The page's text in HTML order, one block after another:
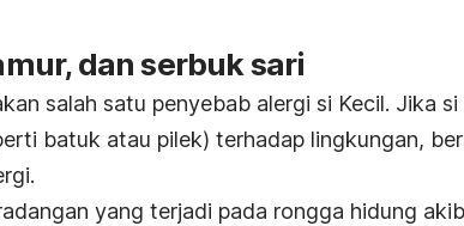
dan serbuk sari
salah satu penyebab alergi si Kecil. Jika si
batuk atau pilek) terhadap lingkungan,
yang terjadi pada rongga hidung